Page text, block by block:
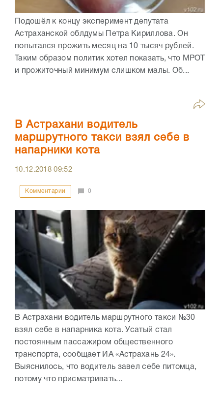
Подошёл к концу эксперимент депутата
Астраханской облдумы Петра Кириллова. Он
попытался прожить месяц на 10 тысяч рублей.
Таким образом политик хотел показать, что МРОТ
и прожиточный минимум слишком малы. Об...
В Астрахани водитель
маршрутного такси взял себе в
напарники кота
10.12.201809:52
Комментарии 0
В Астрахани водитель маршрутного такси №30
взял себе в напарника кота. Усатый стал
постоянным пассажиром общественного
транспорта, сообщает ИА «Астрахань 24».
Выяснилось, что водитель завел себе питомца,
потому что присматривать...